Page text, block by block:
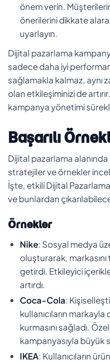
önem verin.
önerilerini dikkate
uyarlayın.
Dijital pazarlama
sadece daha iyi
sağlamakla kalmaz, aynı
olan etkileşiminizi de
kampanya yönetimi
Başarılı
Dijital pazarlama alanında
stratejiler ve örnekler
İşte, etkili Dijital
ve bunlardan
Örnekler
Nike: Sosyal medya
oluşturarak,
getirdi. Etkileyici
artırdı.
Coca-Cola:
kullanıcıların
kurmasını sağladı.
kampanyasıyla büyük
IKEA: Kullanıcıların